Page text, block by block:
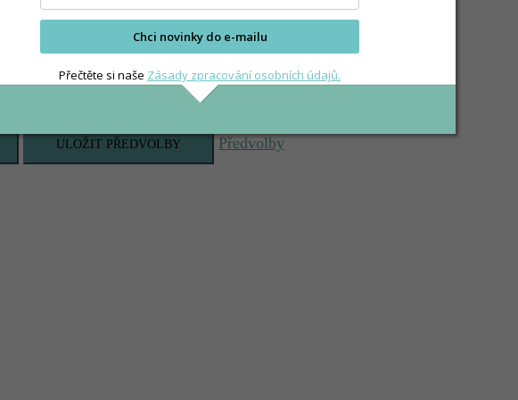
ULOŽIT PŘEDVOLBY Předvolby
Chci novinky do e-mailu
Přečtěte si naše Zásady zpracování osobních údajů.